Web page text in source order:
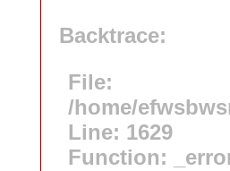
Backtrace:
File:
/home/
Line: 1629
Function: